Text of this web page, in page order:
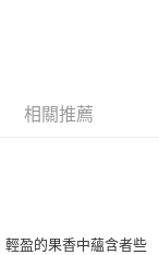
相關推薦
盈的果香中蘊含者些